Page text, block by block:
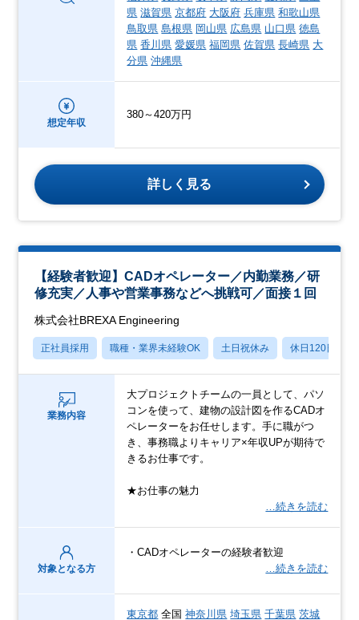
県 滋賀県 京都府 大阪府 兵庫県 和歌山県
鳥取県 島根県 岡山県 広島県 山口県 徳島
県 香川県 愛媛県 福岡県 佐賀県 長崎県 大
分県 沖縄県
想定年収
380～420万円
詳しく見る
【経験者歓迎】CADオペレーター／内勤業務／研
修充実／人事や営業事務などへ挑戦可／面接１回
株式会社BREXA Engineering
正社員採用 職種・業界未経験OK 土日祝休み 休日120日以上
業務内容
大プロジェクトチームの一員として、パソ
コンを使って、建物の設計図を作るCADオ
ペレーターをお任せします。手に職がつ
き、事務職よりキャリア×年収UPが期待で
きるお仕事です。
★お仕事の魅力
…続きを読む
対象となる方
・CADオペレーターの経験者歓迎
…続きを読む
東京都 全国神奈川県 埼玉県 千葉県 茨城